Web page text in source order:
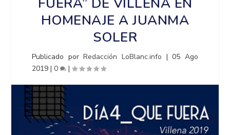
HOMENAJE A JUANMA
SOLER
Publicado porRedacción LoBlanc.info |05 Ago
2019 |0 |